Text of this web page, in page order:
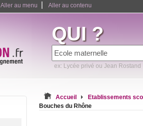
Aller au menu Aller au contenu
QUI ?
ex: Lycée privé ou Jean Rostand
Accueil
Etablissements
Bouches du Rhône